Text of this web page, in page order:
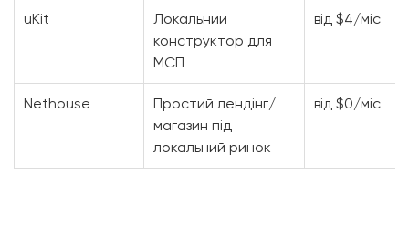
uKit
Локальний
конструктор для
МСП
від $4/міс
Nethouse
Простий лендінг/
магазин під
локальний ринок
від $0/міс